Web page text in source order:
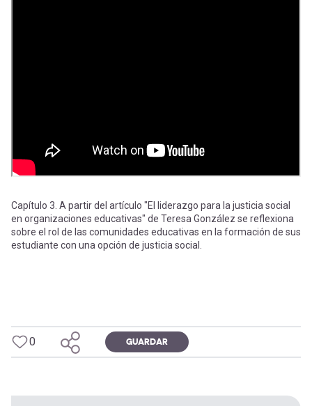
entrar
a
mi
cuenta
Capítulo 3. A partir del artículo "El liderazgo para la justicia social
en organizaciones educativas" de Teresa González se reflexiona
sobre el rol de las comunidades educativas en la formación de sus
estudiante con una opción de justicia social.
0 GUARDAR